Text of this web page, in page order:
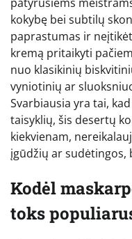
kokybę bei subtilų
paprastumas ir
kremą pritaikyti
nuo klasikinių
vyniotinių ar
Svarbiausia yra tai,
taisyklių, šis desertų
kiekvienam,
įgūdžių ar sudėtingos,
Kodėl
toks